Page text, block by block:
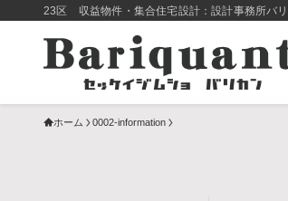
23区 収益物件・集合住宅設計：設計事務所バ
ホーム 0002-information